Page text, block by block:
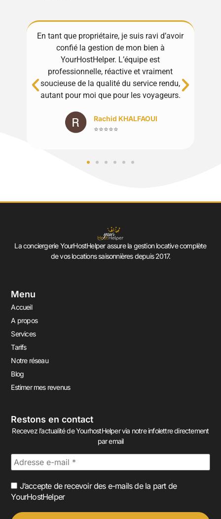
je suis ravi d’avoir
de mon bien à
L’équipe est
réactive et vraiment
qualité du service rendu,
que pour les voyageurs.
Rachid KHALFAOUI
Excellente expérience avec
! Toujours disponibles et
gèrent tout avec soin et
Ma propriété est entre de
Merci à toute
La conciergerie YourHostHelper assure la gestion locative complète
de vos locations saisonnières depuis 2017.
Menu
Accueil
A propos
Services
Tarifs
Notre réseau
Blog
Estimer mes revenus
Restons en contact
Recevez l’actualité de YourhostHelper via notre infolettre directement
par email
J’accepte de recevoir des e-mails de la part de
YourHostHelper